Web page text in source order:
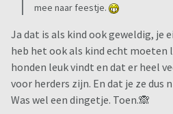
mee naar feestje.
Ja dat is als kind ook geweldig, je
heb het ook als kind echt moeten
honden leuk vindt en dat er heel
voor herders zijn. En dat je ze
Was wel een dingetje. Toen.🙈